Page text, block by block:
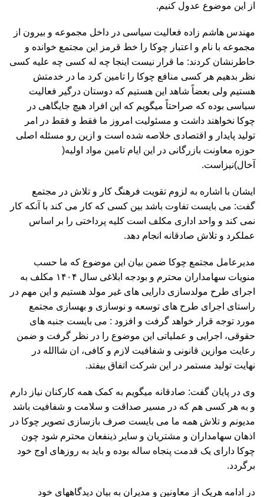
از این موضوع عدول کنیم.
مهندس هاشم زاده فعالیت سیاسی در داخل مجموعه و بیرون از
مجموعه با نام و اعتبار چوکا را خط قرمز این مجتمع خوانده و
خاطرنشان کردند: ما قرار نیست اینجا چه له کسی چه علیه کسی
نظر بدهیم هر کسی منافع چوکا را تامین کرد ما در خدمتش
هستیم ولی بعضاً شاهد این هستیم که دوستان درگیر فعالیت
سیاسی بوده که صراحتاً میگویم که این افراد هیچ جایگاهی در
چوکا نخواهند داشت و مسئولیت امروز ما فقط و فقط در امر
تولید پایدار و اقتصادی خلاصه شده است و ازین رو مسئله اصلی
حوزه معاونت بازرگانی در این ایام تامین مواد اولیه(
آخال)نیزاست.
ایشان با اشاره به لزوم تقویت فرهنگ کار و تلاش در مجتمع
گفت: می بایست تفاوت باشد بین کسی که کار می کند با آنکه کار
نمی کند و واحد اداری مکلف است کلیه پرداختی را بر اساس
عملکرد و تلاش صادقانه انجام دهد.
مدیرعامل مجتمع چوکا ضمن بیان این موضوع که ما حسب
منویات سهامداران محترم و بودجه ابلاغی سال ۱۴۰۴ مکلف به
اجرای طرح مولدسازی دارایی های غیر مولد هستیم و این مهم در
راستای اجرای طرح های توسعه و نوسازی و بهسازی مجتمع
مورد توجه قرار خواهد گرفت و افزود : می بایست جنبه های
حقوقی، اجرایی و عملیاتی این موضوع را در نظر گرفت و ضمن
رعایت موازین قانونی و شفافیت لازم و کافی، ان شاالله در
نهایت تولید مستمر در این شرکت اتفاق بیفتد.
️وی در پایان گفت: صادقانه میگویم به کمک همه کارکنان نیاز دارم
و به هر کسی هم که در مسیر صداقت و سلامت و شفافیت باشد
مدیونم و تلاش همه ما می بایست صرف بازسازی تصویر چوکا در
اذهان سهامداران و مشتریان و سایر ذینفعان محترم شود چون
چوکا دارای یک قدمت پنجاه ساله بوده و باید به روزهای اوج خود
برگردد.
در ادامه هریک از معاونین و مدیران به بیان دیدگاههای خود